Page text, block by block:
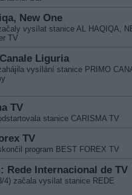
New One
vysílat stanice AL HAQIQA,
TV
Liguria
vysílání stanice PRIMO
TV
stanice CARISMA TV
TV
program BEST FOREX TV
Rede Internacional de TV
4) začala vysílat stanice REDE